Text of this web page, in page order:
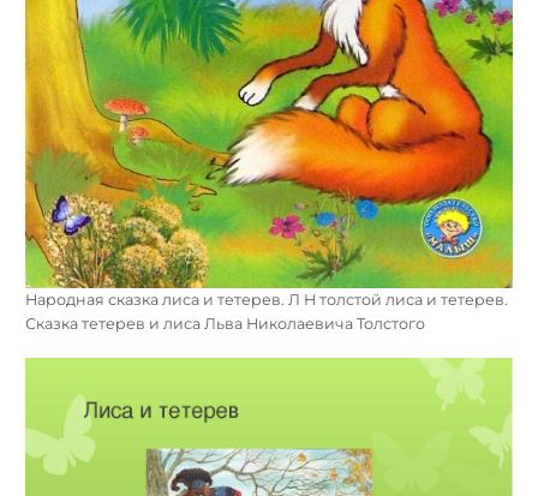
Народная сказка лиса и тетерев. Л Н толстой лиса и тетерев.
Сказка тетерев и лиса Льва Николаевича Толстого